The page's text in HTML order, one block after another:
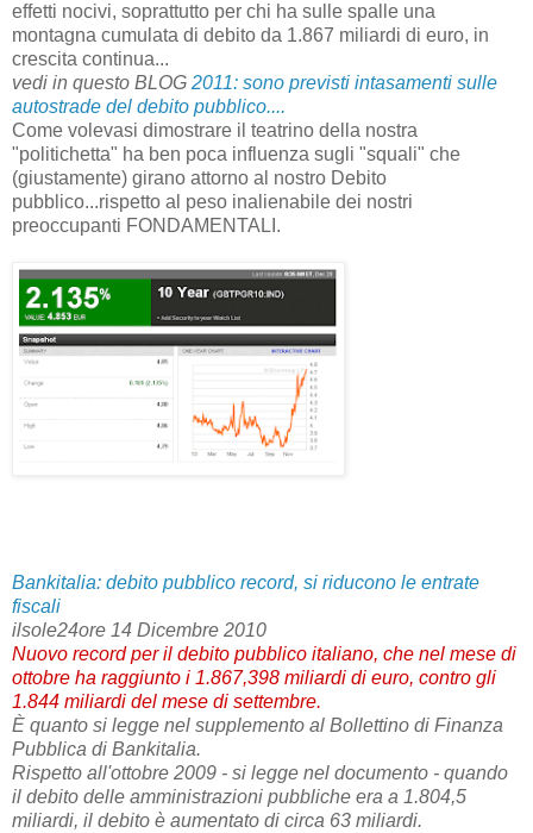
effetti nocivi, soprattutto per chi ha sulle spalle una
montagna cumulata di debito da 1.867 miliardi di euro, in
crescita continua...
vedi in questo BLOG 2011: sono previsti intasamenti sulle
autostrade del debito pubblico....
Come volevasi dimostrare il teatrino della nostra
"politichetta" ha ben poca influenza sugli "squali" che
(giustamente) girano attorno al nostro Debito
pubblico...rispetto al peso inalienabile dei nostri
preoccupanti FONDAMENTALI.
Bankitalia: debito pubblico record, si riducono le entrate
fiscali
ilsole24ore 14 Dicembre 2010
Nuovo record per il debito pubblico italiano, che nel mese di
ottobre ha raggiunto i 1.867,398 miliardi di euro, contro gli
1.844 miliardi del mese di settembre.
È quanto si legge nel supplemento al Bollettino di Finanza
Pubblica di Bankitalia.
Rispetto all'ottobre 2009 - si legge nel documento - quando
il debito delle amministrazioni pubbliche era a 1.804,5
miliardi, il debito è aumentato di circa 63 miliardi.